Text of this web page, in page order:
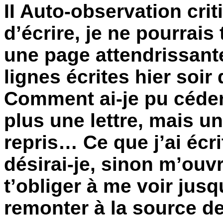
II Auto-observation
d’écrire, je ne
une page
lignes écrites hier soir
Comment ai-je pu
plus une lettre, mais
repris… Ce que j’ai
désirai-je, sinon
t’obliger à me voir
remonter à la source